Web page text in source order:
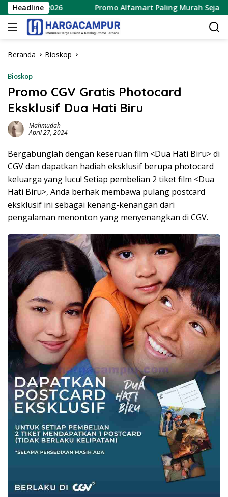
Langsung
ke
konten
Headline
2026 Promo Alfamart Paling Murah Sejagat 8 –
Beranda Bioskop
Bioskop
Promo CGV Gratis Photocard
Eksklusif Dua Hati Biru
Mahmudah
April 27, 2024
Bergabunglah dengan keseruan film <Dua Hati Biru> di
CGV dan dapatkan hadiah eksklusif berupa photocard
keluarga yang lucu! Setiap pembelian 2 tiket film <Dua
Hati Biru>, Anda berhak membawa pulang postcard
eksklusif ini sebagai kenang-kenangan dari
pengalaman menonton yang menyenangkan di CGV.